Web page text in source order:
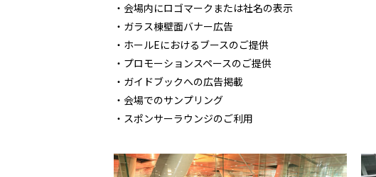
・会場内にロゴマークまたは社名の表示
・ガラス棟壁面バナー広告
・ホールEにおけるブースのご提供
・プロモーションスペースのご提供
・ガイドブックへの広告掲載
・会場でのサンプリング
・スポンサーラウンジのご利用